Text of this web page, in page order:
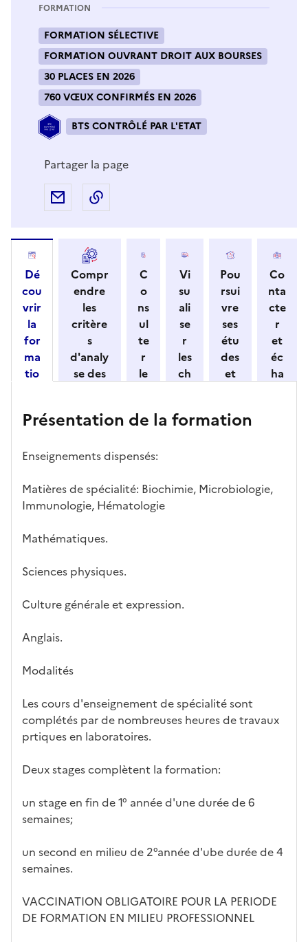
FORMATION
FORMATION SÉLECTIVE
FORMATION OUVRANT DROIT AUX BOURSES
30 PLACES EN 2026
760 VŒUX CONFIRMÉS EN 2026
BTS CONTRÔLÉ PAR L'ETAT
Partager la page
Partager par e-mail
Dé
cou
vrir
la
for
ma
tio
ses
act
tiq
ues
Compr
endre
les
critère
s
d'analy
se des
par
ssemen
C
o
ns
ul
te
r
le
o
ali
s
d
d
Vi
su
ali
se
r
les
ch
s
s à
Pou
rsui
vre
ses
étu
des
et
re
uch
Co
nta
cte
r
et
éc
ha
iss
Présentation de la formation
Enseignements dispensés:
Matières de spécialité: Biochimie, Microbiologie,
Immunologie, Hématologie
Mathématiques.
Sciences physiques.
Culture générale et expression.
Anglais.
Modalités
Les cours d'enseignement de spécialité sont
complétés par de nombreuses heures de travaux
prtiques en laboratoires.
Deux stages complètent la formation:
un stage en fin de 1° année d'une durée de 6
semaines;
un second en milieu de 2°année d'ube durée de 4
semaines.
VACCINATION OBLIGATOIRE POUR LA PERIODE
DE FORMATION EN MILIEU PROFESSIONNEL